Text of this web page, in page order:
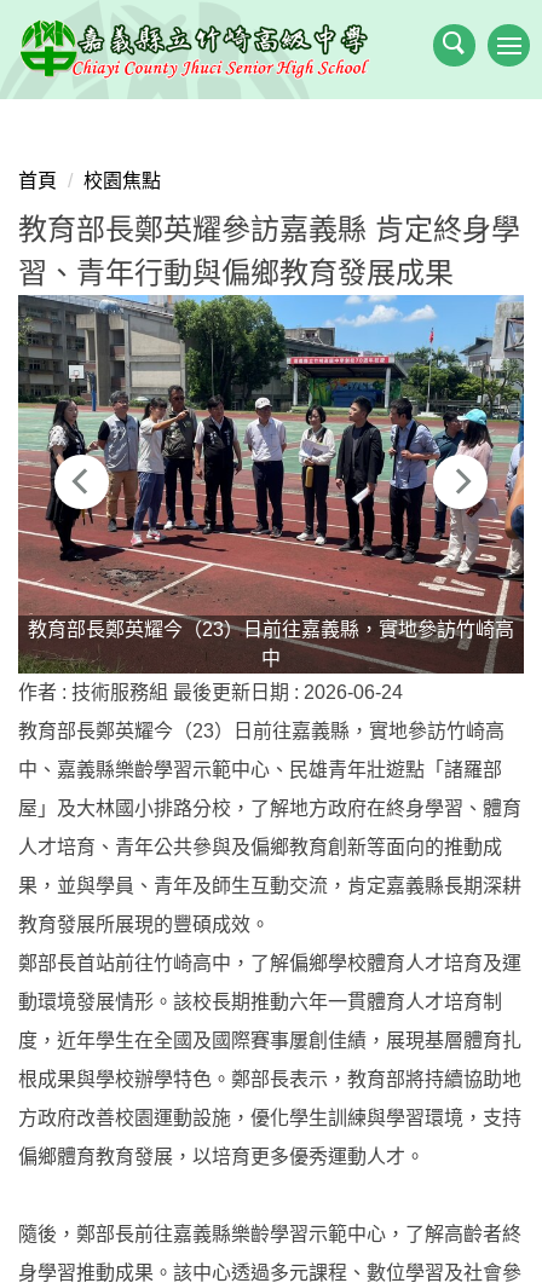
到
主
要
區
首頁 校園焦點
教育部長鄭英耀參訪嘉義縣 肯定終身學
習、青年行動與偏鄉教育發展成果
教育部長鄭英耀今（23）日前往嘉義縣，實地參訪竹崎高
中
作者 : 技術服務組 最後更新日期 : 2026-06-24
教育部長鄭英耀今（23）日前往嘉義縣，實地參訪竹崎高
中、嘉義縣樂齡學習示範中心、民雄青年壯遊點「諸羅部
屋」及大林國小排路分校，了解地方政府在終身學習、體育
人才培育、青年公共參與及偏鄉教育創新等面向的推動成
果，並與學員、青年及師生互動交流，肯定嘉義縣長期深耕
教育發展所展現的豐碩成效。
鄭部長首站前往竹崎高中，了解偏鄉學校體育人才培育及運
動環境發展情形。該校長期推動六年一貫體育人才培育制
度，近年學生在全國及國際賽事屢創佳績，展現基層體育扎
根成果與學校辦學特色。鄭部長表示，教育部將持續協助地
方政府改善校園運動設施，優化學生訓練與學習環境，支持
偏鄉體育教育發展，以培育更多優秀運動人才。
隨後，鄭部長前往嘉義縣樂齡學習示範中心，了解高齡者終
身學習推動成果。該中心透過多元課程、數位學習及社會參